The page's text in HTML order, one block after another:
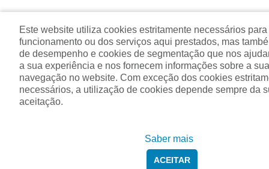
Este website utiliza cookies estritamente necessários
funcionamento ou dos serviços aqui prestados, mas
de desempenho e cookies de segmentação que nos
a sua experiência e nos fornecem informações sobre a
navegação no website. Com exceção dos cookies
necessários, a utilização de cookies depende sempre da
aceitação.
Saber mais
ACEITAR